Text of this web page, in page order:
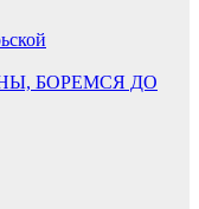
БОРЕМСЯ ДО